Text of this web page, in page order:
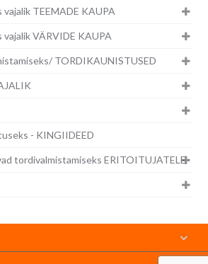
TEEMADE KAUPA
VÄRVIDE KAUPA
TORDIKAUNISTUSED
- KINGIIDEED
tordivalmistamiseks ERITOITUJATELE